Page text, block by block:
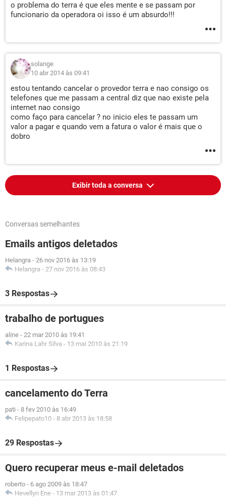
o problema do terra é que eles mente e se passam por
funcionario da operadora oi isso é um absurdo!!!
solange
10 abr 2014 às 09:41
estou tentando cancelar o provedor terra e nao consigo os
telefones que me passam a central diz que nao existe pela
internet nao consigo
como faço para cancelar ? no inicio eles te passam um
valor a pagar e quando vem a fatura o valor é mais que o
dobro
Exibir toda a conversa
Conversas semelhantes
Emails antigos deletados
Helangra - 26 nov 2016 às 13:19
Helangra - 27 nov 2016 às 08:43
3 Respostas
trabalho de portugues
aline - 22 mar 2010 às 19:41
Karina Lahr Silva - 13 mai 2010 às 21:19
1 Respostas
cancelamento do Terra
pati - 8 fev 2010 às 16:49
Felipepato10 - 8 abr 2013 às 18:58
29 Respostas
Quero recuperar meus e-mail deletados
roberto - 6 ago 2009 às 18:47
Hevellyn Ene - 13 mar 2013 às 01:47